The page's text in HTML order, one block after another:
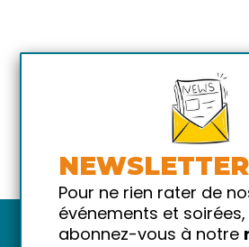
NEWSLETTER
Pour ne rien rater de
événements et soirées,
abonnez-vous à notre